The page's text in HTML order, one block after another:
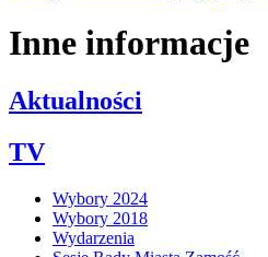
Inne informacje
Aktualności
TV
Wybory 2024
Wybory 2018
Wydarzenia